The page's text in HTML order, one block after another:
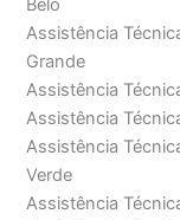
Belo
Assistência
Grande
Assistência
Assistência
Assistência
Verde
Assistência